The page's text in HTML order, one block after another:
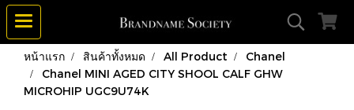
หน้าแรก สินค้าทั้งหมด All Product
Chanel
Chanel MINI AGED CITY SHOOL CALF GHW
MICROHIP UGC9U74K